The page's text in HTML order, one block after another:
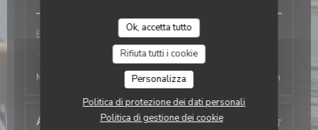
Ok, accetta tutto
Rifiuta tutti i cookie
Personalizza
Politica di protezione dei dati personali
Politica di gestione dei cookie
Bon service et efficace
ha risposto a questa recensione
Merci beaucoup ! Au plaisir de vous revoir, la direction
Antonio